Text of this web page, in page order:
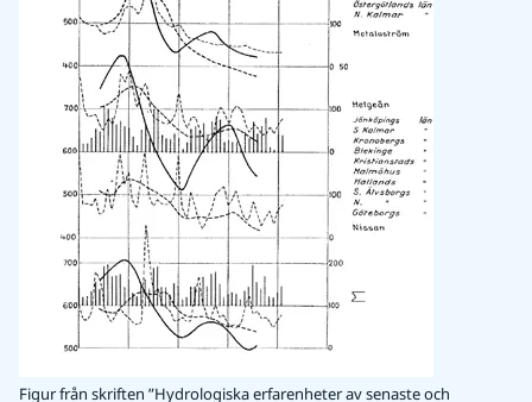
Figur från skriften ”Hydrologiska erfarenheter av senaste och